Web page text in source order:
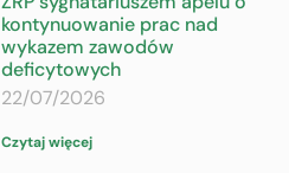
kontynuowanie prac nad
wykazem zawodów
deficytowych
22/07/2026
Czytaj więcej